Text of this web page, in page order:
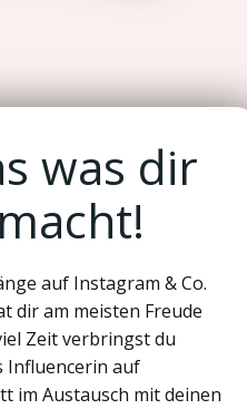
was dir
auf Instagram & Co.
dir am meisten Freude
Zeit verbringst du
Influencerin auf
im Austausch mit deinen